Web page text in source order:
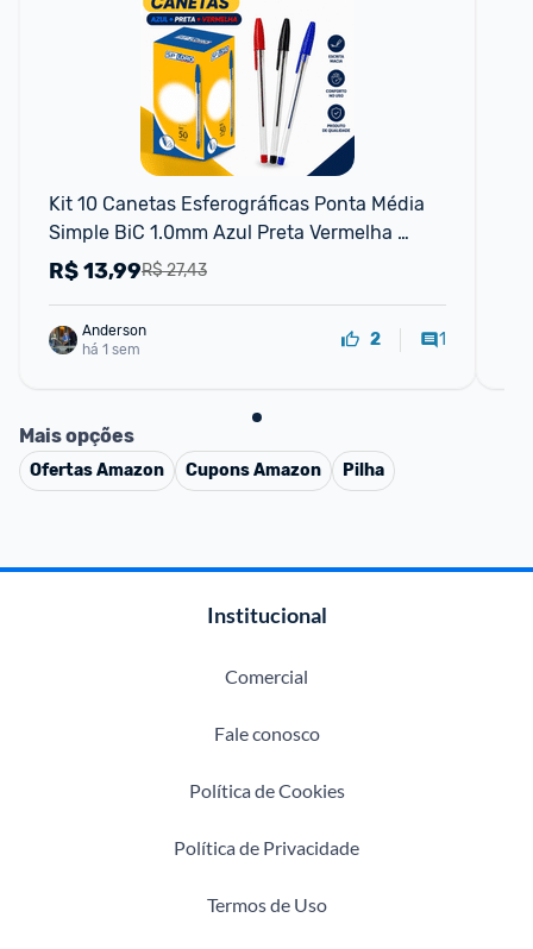
Kit 10 Canetas Esferográficas Ponta Média
Simple BiC 1.0mm Azul Preta Vermelha
Escolar Escritório
R$ 27,43
R$13,99
Anderson
há 1 sem
2 1
Mais opções
OfertasAmazon CuponsAmazon Pilha
Institucional
Comercial
Fale conosco
Política de Cookies
Política de Privacidade
Termos de Uso